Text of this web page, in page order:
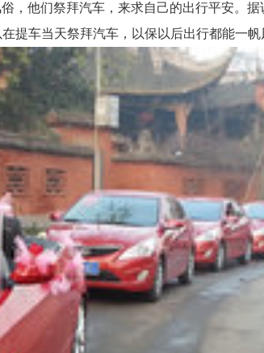
他们祭拜汽车，来求自己的出行平安。据
提车当天祭拜汽车，以保以后出行都能一帆